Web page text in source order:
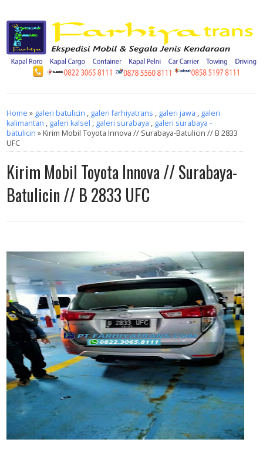
Home » galeri batulicin , galeri farhiyatrans , galeri jawa , galeri
kalimantan , galeri kalsel , galeri surabaya , galeri surabaya -
batulicin » Kirim Mobil Toyota Innova // Surabaya-Batulicin // B 2833
UFC
Kirim Mobil Toyota Innova // Surabaya-
Batulicin // B 2833 UFC